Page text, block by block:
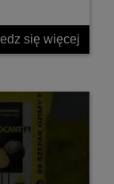
się więcej